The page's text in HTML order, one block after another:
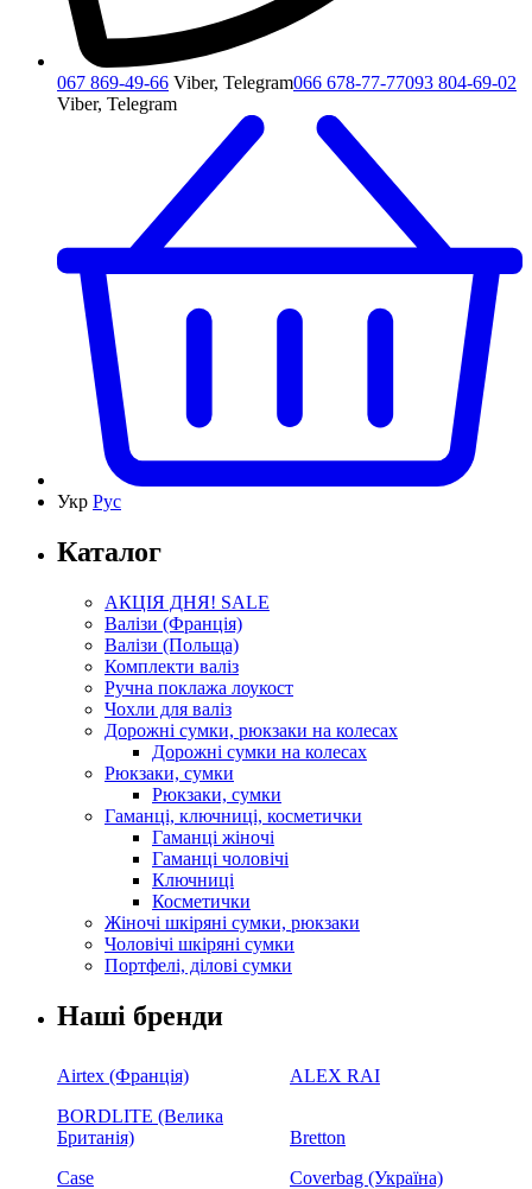
067 869-49-66 Viber, Telegram066 678-77-77093 804-69-02
Viber, Telegram
Укр Рус
Каталог
АКЦІЯ ДНЯ! SALE
Валізи (Франція)
Валізи (Польща)
Комплекти валіз
Ручна поклажа лоукост
Чохли для валіз
Дорожні сумки, рюкзаки на колесах
Дорожні сумки на колесах
Рюкзаки, сумки
Рюкзаки, сумки
Гаманці, ключниці, косметички
Гаманці жіночі
Гаманці чоловічі
Ключниці
Косметички
Жіночі шкіряні сумки, рюкзаки
Чоловічі шкіряні сумки
Портфелі, ділові сумки
Наші бренди
Airtex (Франція)
ALEX RAI
BORDLITE (Велика
Британія)
Bretton
Case
Coverbag (Україна)